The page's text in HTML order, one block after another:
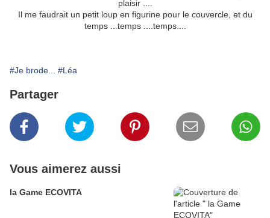
plaisir ....
Il me faudrait un petit loup en figurine pour le couvercle, et du
temps ...temps ....temps....
#Je brode... #Léa
Partager
Vous aimerez aussi
la Game ECOVITA